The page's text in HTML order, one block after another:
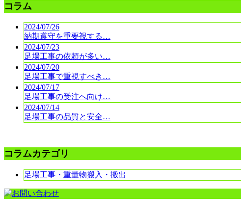
コラム
2024/07/26
納期遵守を重要視する…
2024/07/23
足場工事の依頼が多い…
2024/07/20
足場工事で重視すべき…
2024/07/17
足場工事の受注へ向け…
2024/07/14
足場工事の品質と安全…
コラムカテゴリ
足場工事・重量物搬入・搬出